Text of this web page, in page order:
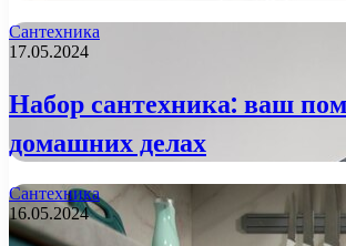
Сантехника
17.05.2024
Набор сантехника: ваш
домашних делах
Сантехника
16.05.2024